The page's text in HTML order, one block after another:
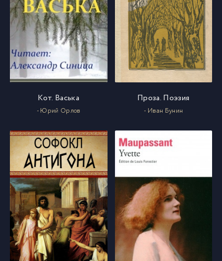
Кот. Васька
- Юрий Орлов
Проза. Поэзия
- Иван Бунин